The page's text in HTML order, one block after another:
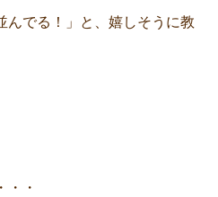
んでる！」と、嬉しそうに教
・・